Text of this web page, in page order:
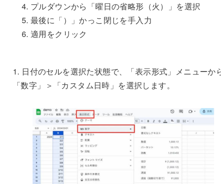
プルダウンから「曜日の省略形（火）」を選択
最後に「）」かっこ閉じを手入力
適用をクリック
1. 日付のセルを選択た状態で、「表示形式」メニューか
「数字」＞「カスタム日時」を選択します。